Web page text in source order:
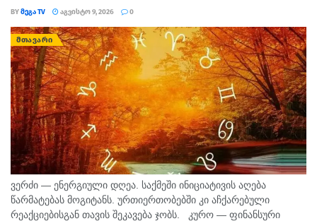
BYᲛᲔᲒᲐ TV ᲐᲒᲕᲘᲡᲢᲝ 9, 2026 0
ᲛᲗᲐᲕᲐᲠᲘ
ვერძი — ენერგიული დღეა. საქმეში ინიციატივის აღება
წარმატებას მოგიტანს. ურთიერთობებში კი აჩქარებული
რეაქციებისგან თავის შეკავება ჯობს. კურო — ფინანსური